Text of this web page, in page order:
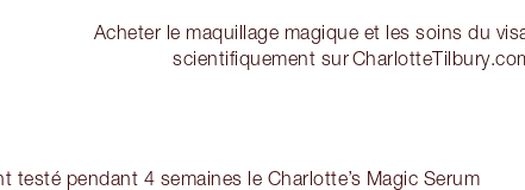
Acheter le maquillage magique et les soins du
scientifiquement sur
pendant 4 semaines le Charlotte’s Magic Serum